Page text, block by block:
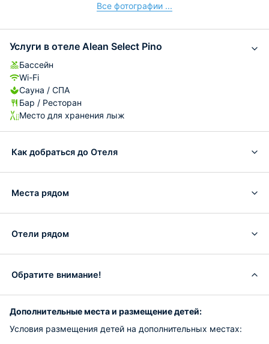
Все фотографии ...
Услуги в отеле Alean Select Pino
Бассейн
Wi-Fi
Сауна / СПА
Бар / Ресторан
Место для хранения лыж
Как добраться до Отеля
Места рядом
Отели рядом
Обратите внимание!
Дополнительные места и размещение детей:
Условия размещения детей на дополнительных местах: